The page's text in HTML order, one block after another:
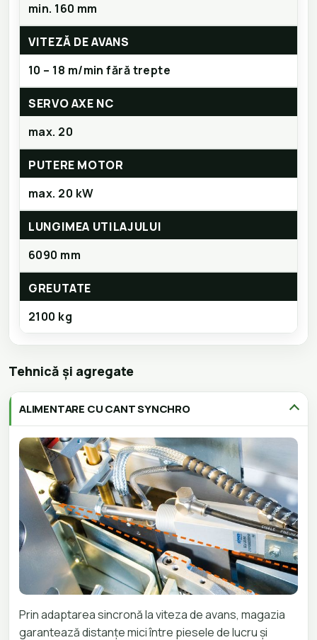
min. 160 mm
VITEZĂ DE AVANS
10 – 18 m/min fără trepte
SERVO AXE NC
max. 20
PUTERE MOTOR
max. 20 kW
LUNGIMEA UTILAJULUI
6090 mm
GREUTATE
2100 kg
Tehnică și agregate
ALIMENTARE CU CANT SYNCHRO
Prin adaptarea sincronă la viteza de avans, magazia
garantează distanțe mici între piesele de lucru și